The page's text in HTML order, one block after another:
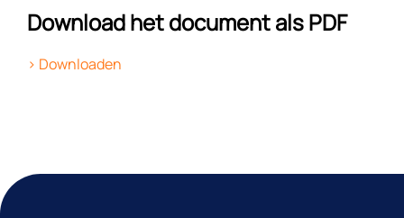
Download het document als PDF
> Downloaden